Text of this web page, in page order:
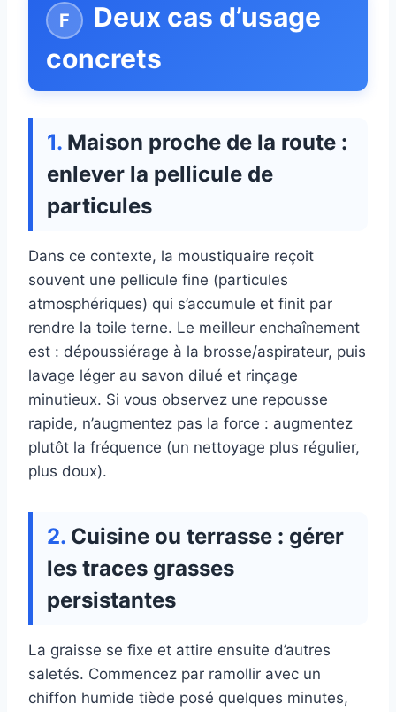
Deux cas d’usage
concrets
Maison proche de la route :
enlever la pellicule de
particules
Dans ce contexte, la moustiquaire reçoit
souvent une pellicule fine (particules
atmosphériques) qui s’accumule et finit par
rendre la toile terne. Le meilleur enchaînement
est : dépoussiérage à la brosse/aspirateur, puis
lavage léger au savon dilué et rinçage
minutieux. Si vous observez une repousse
rapide, n’augmentez pas la force : augmentez
plutôt la fréquence (un nettoyage plus régulier,
plus doux).
Cuisine ou terrasse : gérer
les traces grasses
persistantes
La graisse se fixe et attire ensuite d’autres
saletés. Commencez par ramollir avec un
chiffon humide tiède posé quelques minutes,